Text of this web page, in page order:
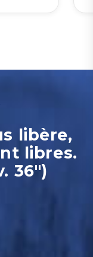
libère,
libres.
36")